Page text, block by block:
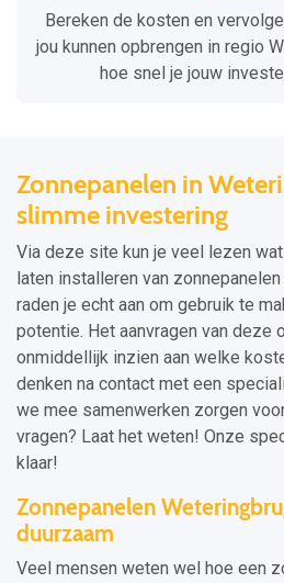
Bereken de kosten en
jou kunnen opbrengen in regio
hoe snel je jouw
Zonnepanelen in
slimme investering
Via deze site kun je veel lezen
laten installeren van
raden je echt aan om gebruik te
potentie. Het aanvragen van deze
onmiddellijk inzien aan welke
denken na contact met een
we mee samenwerken zorgen
vragen? Laat het weten! Onze
klaar!
Zonnepanelen
duurzaam
Veel mensen weten wel hoe een